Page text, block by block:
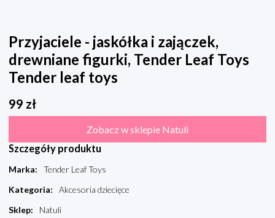
Przyjaciele - jaskółka i zajączek,
drewniane figurki, Tender Leaf Toys
Tender leaf toys
99 zł
Zobacz w sklepie Natuli
Szczegóły produktu
Marka:
Tender Leaf Toys
Kategoria:
Akcesoria dziecięce
Sklep:
Natuli